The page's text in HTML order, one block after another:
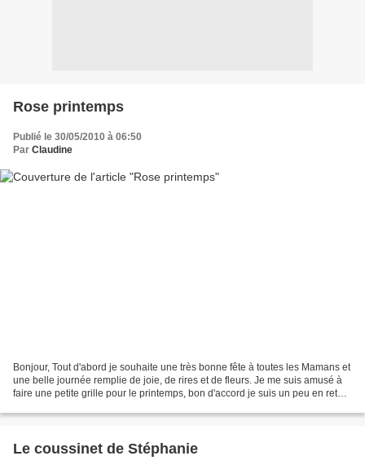
Rose printemps
Publié le 30/05/2010 à 06:50
Par Claudine
Bonjour, Tout d'abord je souhaite une très bonne fête à toutes les Mamans et
une belle journée remplie de joie, de rires et de fleurs. Je me suis amusé à
faire une petite grille pour le printemps, bon d'accord je suis un peu en retard
Le coussinet de Stéphanie